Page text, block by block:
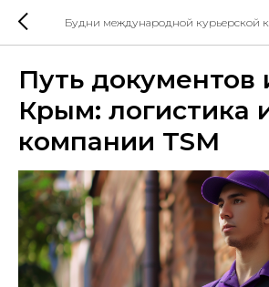
Будни международной курьерской
Путь
Крым: логистика
компании TSM